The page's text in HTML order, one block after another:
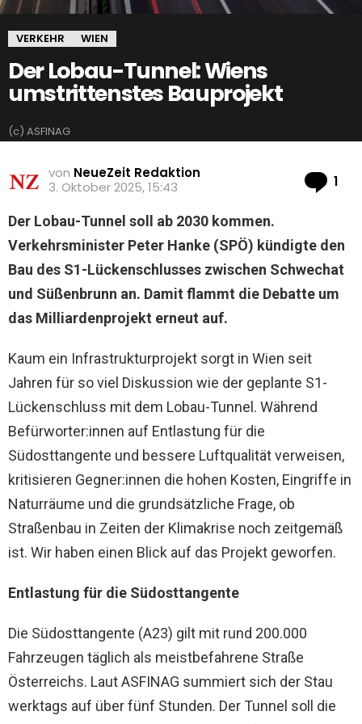
VERKEHR WIEN
Der Lobau-Tunnel: Wiens
umstrittenstes Bauprojekt
(c) ASFINAG
von NeueZeit Redaktion
3. Oktober 2025, 15:43
1
Der Lobau-Tunnel soll ab 2030 kommen.
Verkehrsminister Peter Hanke (SPÖ) kündigte den
Bau des S1-Lückenschlusses zwischen Schwechat
und Süßenbrunn an. Damit flammt die Debatte um
das Milliardenprojekt erneut auf.
Kaum ein Infrastrukturprojekt sorgt in Wien seit
Jahren für so viel Diskussion wie der geplante S1-
Lückenschluss mit dem Lobau-Tunnel. Während
Befürworter:innen auf Entlastung für die
Südosttangente und bessere Luftqualität verweisen,
kritisieren Gegner:innen die hohen Kosten, Eingriffe in
Naturräume und die grundsätzliche Frage, ob
Straßenbau in Zeiten der Klimakrise noch zeitgemäß
ist. Wir haben einen Blick auf das Projekt geworfen.
Entlastung für die Südosttangente
Die Südosttangente (A23) gilt mit rund 200.000
Fahrzeugen täglich als meistbefahrene Straße
Österreichs. Laut ASFINAG summiert sich der Stau
werktags auf über fünf Stunden. Der Tunnel soll die